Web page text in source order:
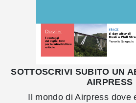
SOTTOSCRIVI SUBITO UN
AIRPRESS
Il mondo di Airpress dove